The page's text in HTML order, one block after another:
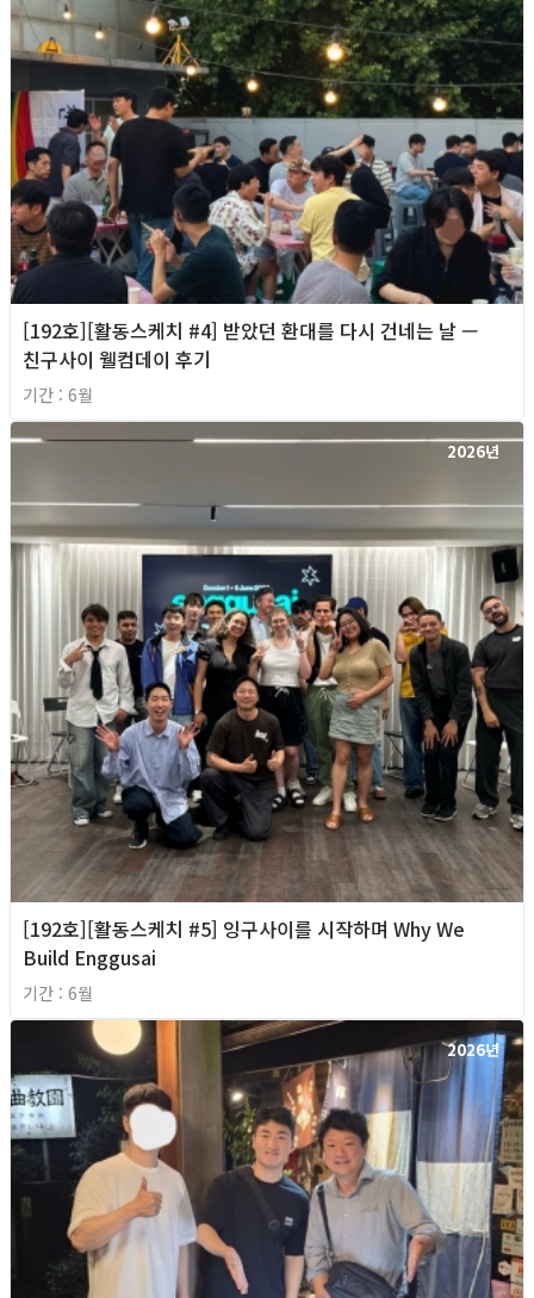
[192호][활동스케치 #4] 받았던 환대를 다시 건네는 날 —
친구사이 웰컴데이 후기
기간 : 6월
2026년
[192호][활동스케치 #5] 잉구사이를 시작하며 Why We
Build Enggusai
기간 : 6월
2026년